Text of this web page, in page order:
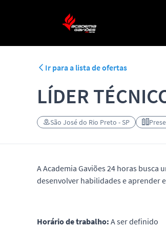
Ir para a lista de ofertas
LÍDER
São José do Rio Preto - SP
A Academia Gaviões 24 horas busca
desenvolver habilidades e aprender
Horário de trabalho: A ser definido